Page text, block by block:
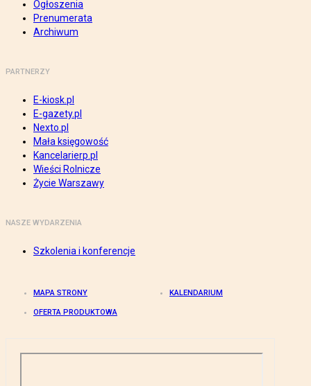
Ogłoszenia
Prenumerata
Archiwum
PARTNERZY
E-kiosk.pl
E-gazety.pl
Nexto.pl
Mała księgowość
Kancelarierp.pl
Wieści Rolnicze
Życie Warszawy
NASZE WYDARZENIA
Szkolenia i konferencje
MAPA STRONY KALENDARIUM
OFERTA PRODUKTOWA